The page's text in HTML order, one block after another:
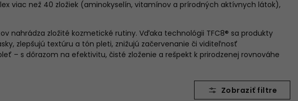
viac než 40 zložiek (aminokyselín, vitamínov a prírodných aktívnych látok),
nahrádza zložité kozmetické rutiny. Vďaka technológii TFC8® sa produkty
zlepšujú textúru a tón pleti, znižujú začervenanie či viditeľnosť
– s dôrazom na efektivitu, čisté zloženie a rešpekt k prirodzenej rovnováhe